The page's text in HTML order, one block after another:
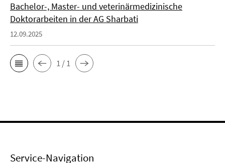
Bachelor-, Master- und veterinärmedizinische
Doktorarbeiten in der AG Sharbati
12.09.2025
1 / 1
Service-Navigation